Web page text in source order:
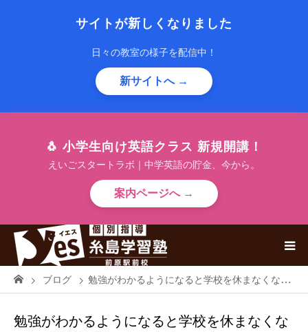
サイトが新しくなりました
日々の教室の様子を配信中！
新サイトへ →
🐧 小学生向け英語クラス 新規開講！
えいごスタートラボ｜中学英語の貯金、今から。
案内ページへ →
ブログ 勉強がわかるようになると学校を休まなくなったり早退が減ったりするのです。
勉強がわかるようになると学校を休まなくな